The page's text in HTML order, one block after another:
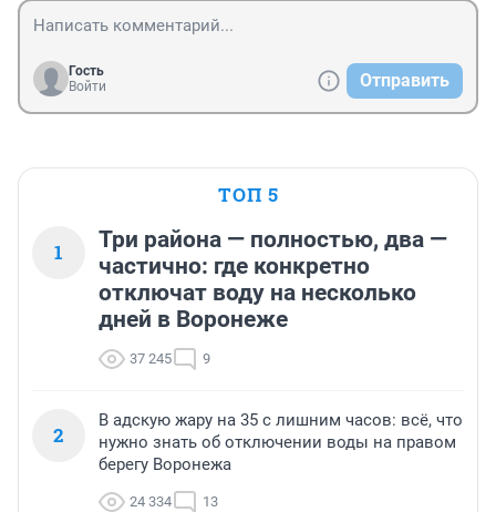
Гость
Войти
Отправить
ТОП 5
1
Три района — полностью, два —
частично: где конкретно
отключат воду на несколько
дней в Воронеже
37 245 9
2
В адскую жару на 35 с лишним часов: всё, что
нужно знать об отключении воды на правом
берегу Воронежа
24 334 13